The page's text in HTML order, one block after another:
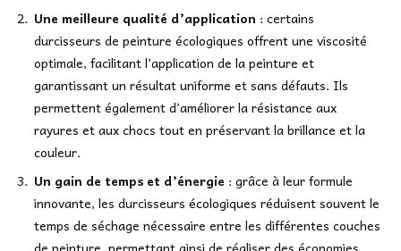
Une meilleure qualité d’application : certains
durcisseurs de peinture écologiques offrent une viscosité
optimale, facilitant l’application de la peinture et
garantissant un résultat uniforme et sans défauts. Ils
permettent également d’améliorer la résistance aux
rayures et aux chocs tout en préservant la brillance et la
couleur.
Un gain de temps et d’énergie : grâce à leur formule
innovante, les durcisseurs écologiques réduisent souvent le
temps de séchage nécessaire entre les différentes couches